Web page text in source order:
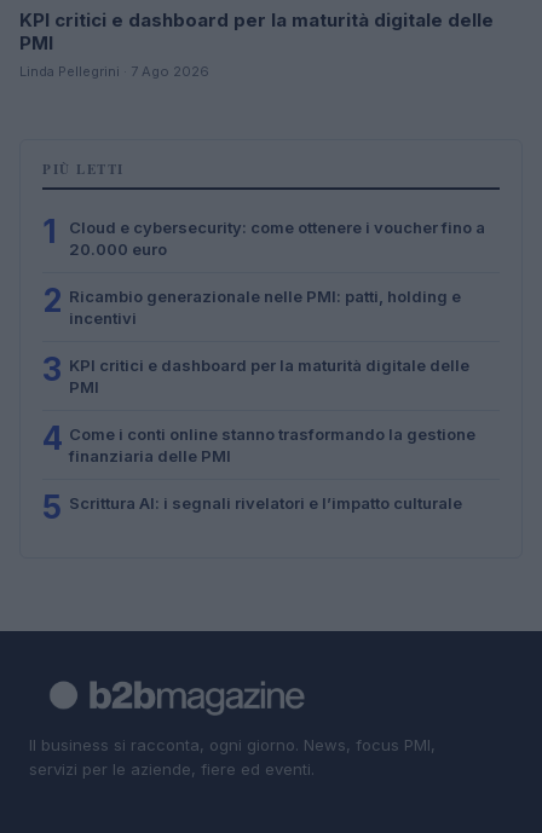
KPI critici e dashboard per la maturità digitale delle
PMI
Linda Pellegrini · 7 Ago 2026
PIÙ LETTI
1
Cloud e cybersecurity: come ottenere i voucher fino a
20.000 euro
2 Ricambio generazionale nelle PMI: patti, holding e
incentivi
3 KPI critici e dashboard per la maturità digitale delle
PMI
4 Come i conti online stanno trasformando la gestione
finanziaria delle PMI
5 Scrittura AI: i segnali rivelatori e l’impatto culturale
Il business si racconta, ogni giorno. News, focus PMI,
servizi per le aziende, fiere ed eventi.